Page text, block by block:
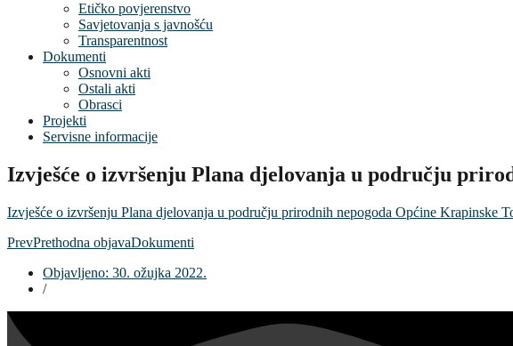
Etičko povjerenstvo
Savjetovanja s javnošću
Transparentnost
Dokumenti
Osnovni akti
Ostali akti
Obrasci
Projekti
Servisne informacije
Izvješće o izvršenju Plana djelovanja u području
Izvješće o izvršenju Plana djelovanja u području prirodnih nepogoda Općine Krapinske
PrevPrethodna objavaDokumenti
Objavljeno: 30. ožujka 2022.
/